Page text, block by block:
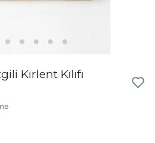
Kırlent Kılıfı